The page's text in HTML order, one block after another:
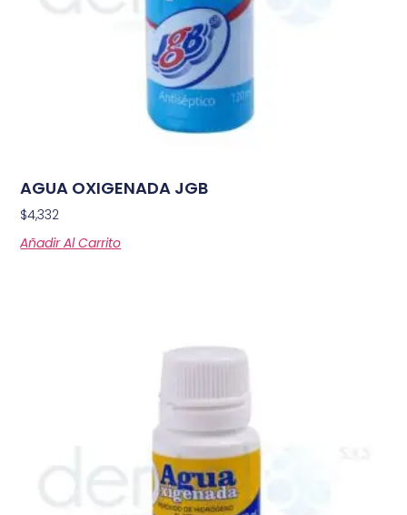
AGUA OXIGENADA JGB
$4,332
Añadir Al Carrito